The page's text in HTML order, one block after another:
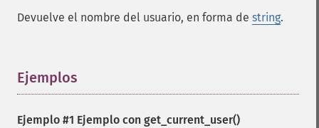
Devuelve el nombre del usuario, en forma de string.
Ejemplos
Ejemplo #1 Ejemplo con get_current_user()